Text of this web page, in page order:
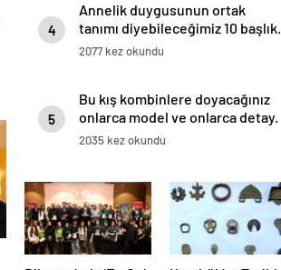
4
Annelik duygusunun ortak
tanımı diyebileceğimiz 10 başlık.
2077 kez okundu
5
Bu kış kombinlere doyacağınız
onlarca model ve onlarca detay.
2035 kez okundu